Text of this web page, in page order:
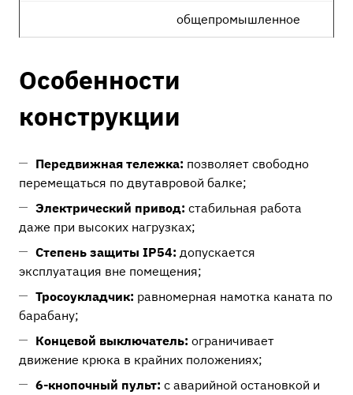
общепромышленное
Особенности
конструкции
Передвижная тележка: позволяет свободно
перемещаться по двутавровой балке;
Электрический привод: стабильная работа
даже при высоких нагрузках;
Степень защиты IP54: допускается
эксплуатация вне помещения;
Тросоукладчик: равномерная намотка каната по
барабану;
Концевой выключатель: ограничивает
движение крюка в крайних положениях;
6-кнопочный пульт: с аварийной остановкой и